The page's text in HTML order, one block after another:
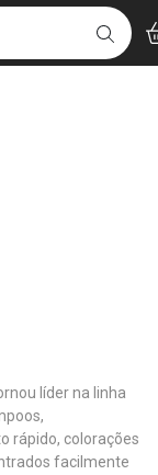
líder na linha
rápido, colorações
facilmente